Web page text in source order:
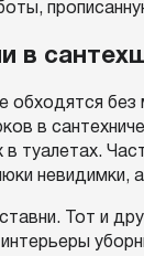
в
обходятся
в
туалетах.
невидимки,
Тот и